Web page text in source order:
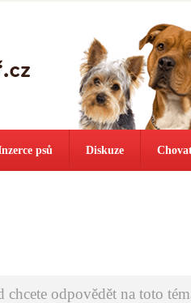
psů Diskuze
odpovědět na toto